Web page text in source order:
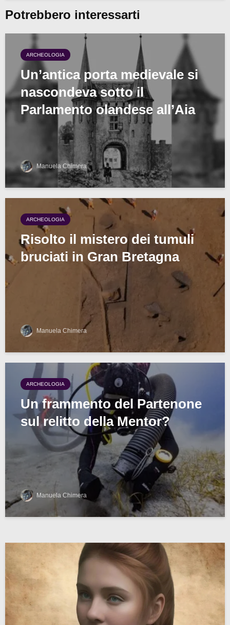
Potrebbero interessarti
ARCHEOLOGIA
Un’antica porta medievale si
nascondeva sotto il
Parlamento olandese all’Aia
Manuela Chimera
ARCHEOLOGIA
Risolto il mistero dei tumuli
bruciati in Gran Bretagna
Manuela Chimera
ARCHEOLOGIA
Un frammento del Partenone
sul relitto della Mentor?
Manuela Chimera